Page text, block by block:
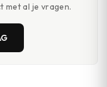
met al je vragen.